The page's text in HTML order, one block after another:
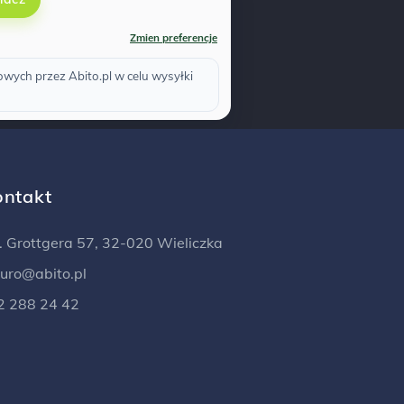
Zmien preferencje
przez Abito.pl w celu wysyłki
Grottgera 57, 32-020 Wieliczka
288 24 42